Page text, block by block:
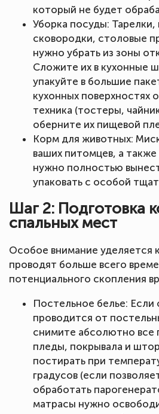
который не будет
Уборка посуды:
сковородки, столовые
нужно убрать из зоны
Сложите их в кухонные
упакуйте в большие
кухонных поверхностях
техника (тостеры,
оберните их пищевой
Корм для животных:
ваших питомцев, а
нужно полностью
упаковать с особой
Шаг 2: Подготовка
спальных мест
Особое внимание уделяется
проводят больше всего
потенциального скопления
Постельное белье: Если
проводится от
снимите абсолютно все
пледы, покрывала и
постирать при
градусов (если
обработать
матрасы нужно